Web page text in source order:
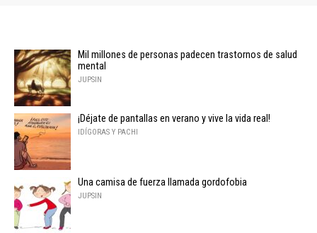
Mil millones de personas padecen trastornos de salud
mental
JUPSIN
¡Déjate de pantallas en verano y vive la vida real!
IDÍGORAS Y PACHI
Una camisa de fuerza llamada gordofobia
JUPSIN